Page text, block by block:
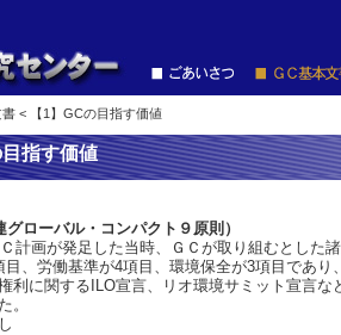
< 【1】GCの目指す価値
指す価値
ローバル・コンパクト９原則）
計画が発足した当時、ＧＣが取り組むとした
目、労働基準が4項目、環境保全が3項目であり
利に関するILO宣言、リオ環境サミット宣言な
。